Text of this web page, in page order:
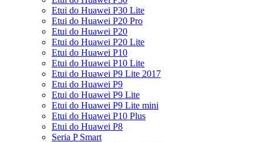
Etui do Huawei P30 Lite
Etui do Huawei P20 Pro
Etui do Huawei P20
Etui do Huawei P20 Lite
Etui do Huawei P10
Etui do Huawei P10 Lite
Etui do Huawei P9 Lite 2017
Etui do Huawei P9
Etui do Huawei P9 Lite
Etui do Huawei P9 Lite mini
Etui do Huawei P10 Plus
Etui do Huawei P8
Seria P Smart